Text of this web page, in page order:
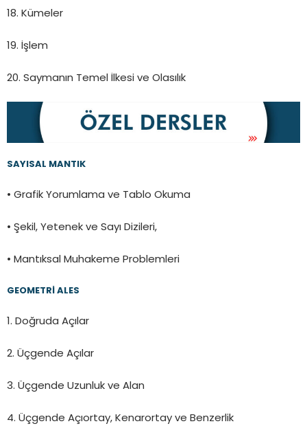
18. Kümeler
19. İşlem
20. Saymanın Temel İlkesi ve Olasılık
SAYISAL MANTIK
• Grafik Yorumlama ve Tablo Okuma
• Şekil, Yetenek ve Sayı Dizileri,
• Mantıksal Muhakeme Problemleri
GEOMETRİ ALES
1. Doğruda Açılar
2. Üçgende Açılar
3. Üçgende Uzunluk ve Alan
4. Üçgende Açıortay, Kenarortay ve Benzerlik